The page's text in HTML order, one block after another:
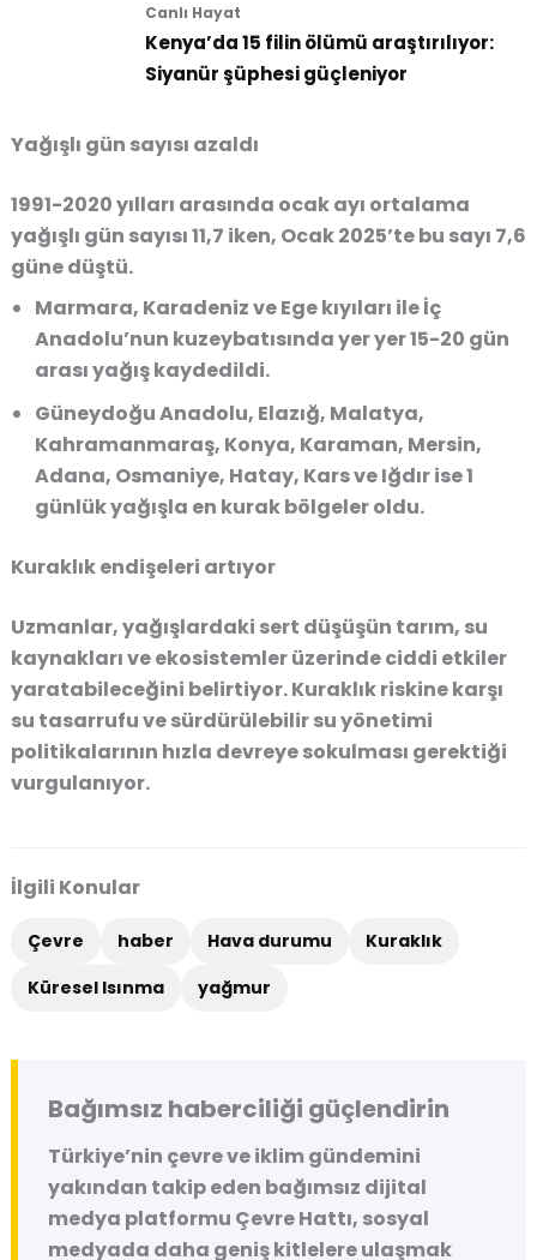
Canlı Hayat
Kenya’da 15 filin ölümü araştırılıyor:
Siyanür şüphesi güçleniyor
Yağışlı gün sayısı azaldı
1991-2020 yılları arasında ocak ayı ortalama
yağışlı gün sayısı 11,7 iken, Ocak 2025’te bu sayı 7,6
güne düştü.
Marmara, Karadeniz ve Ege kıyıları ileİç
Anadolu’nun kuzeybatısındayer yer15-20 gün
arası yağışkaydedildi.
Güneydoğu Anadolu, Elazığ, Malatya,
Kahramanmaraş, Konya, Karaman, Mersin,
Adana, Osmaniye, Hatay, Kars ve Iğdırise1
günlük yağışla en kurak bölgeler oldu.
Kuraklık endişeleri artıyor
Uzmanlar, yağışlardaki sert düşüşün tarım, su
kaynakları ve ekosistemler üzerinde ciddi etkiler
yaratabileceğini belirtiyor. Kuraklık riskine karşı
su tasarrufu ve sürdürülebilir su yönetimi
politikalarının hızla devreye sokulması gerektiği
vurgulanıyor.
İlgili Konular
Çevre haber Hava durumu
Kuraklık
Küresel Isınma
yağmur
Bağımsız haberciliği güçlendirin
Türkiye’nin çevre ve iklim gündemini
yakından takip eden bağımsız dijital
medya platformu Çevre Hattı, sosyal
medyada daha geniş kitlelere ulaşmak